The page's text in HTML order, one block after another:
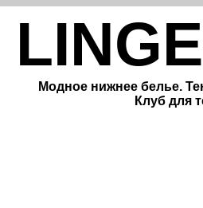
Модное нижнее белье.
Клуб для